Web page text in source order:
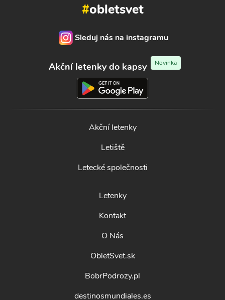
#obletsvet
Sleduj nás na instagramu
Akční letenky do kapsy Novinka
Akční letenky
Letiště
Letecké společnosti
Letenky
Kontakt
O Nás
ObletSvet.sk
BobrPodrozy.pl
destinosmundiales.es